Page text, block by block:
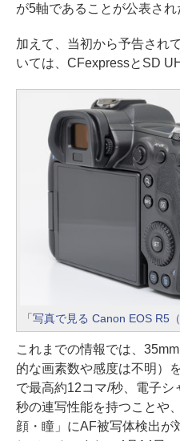
が5軸であることが公表され
加えて、当初から予告され
いては、CFexpressとSD
「写真で見る Canon EOS R5
これまでの情報では、
的な画素数や感度は不明）
で最高約12コマ/秒、電子
秒の連写性能を持つことや
顔・瞳」にAF被写体検出が